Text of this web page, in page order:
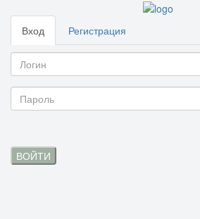
Вход Регистрация
ВОЙТИ